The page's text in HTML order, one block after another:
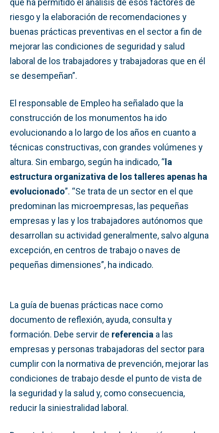
que ha permitido el análisis de esos factores de
riesgo y la elaboración de recomendaciones y
buenas prácticas preventivas en el sector a fin de
mejorar las condiciones de seguridad y salud
laboral de los trabajadores y trabajadoras que en él
se desempeñan”.
El responsable de Empleo ha señalado que la
construcción de los monumentos ha ido
evolucionando a lo largo de los años en cuanto a
técnicas constructivas, con grandes volúmenes y
altura. Sin embargo, según ha indicado, “la
estructura organizativa de los talleres apenas ha
evolucionado”. “Se trata de un sector en el que
predominan las microempresas, las pequeñas
empresas y las y los trabajadores autónomos que
desarrollan su actividad generalmente, salvo alguna
excepción, en centros de trabajo o naves de
pequeñas dimensiones”, ha indicado.
La guía de buenas prácticas nace como
documento de reflexión, ayuda, consulta y
formación. Debe servir de referencia a las
empresas y personas trabajadoras del sector para
cumplir con la normativa de prevención, mejorar las
condiciones de trabajo desde el punto de vista de
la seguridad y la salud y, como consecuencia,
reducir la siniestralidad laboral.